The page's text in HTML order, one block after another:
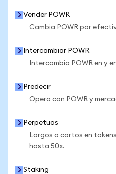
Vender POWR
Cambia POWR por
Intercambiar POWR
Intercambia POWR en y
Predecir
Opera con POWR y
Perpetuos
Largos o cortos en
hasta 50x.
Staking